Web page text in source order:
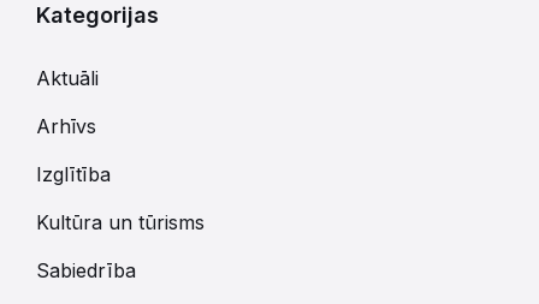
Kategorijas
Aktuāli
Arhīvs
Izglītība
Kultūra un tūrisms
Sabiedrība